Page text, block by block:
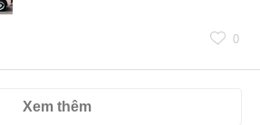
0
Xem thêm